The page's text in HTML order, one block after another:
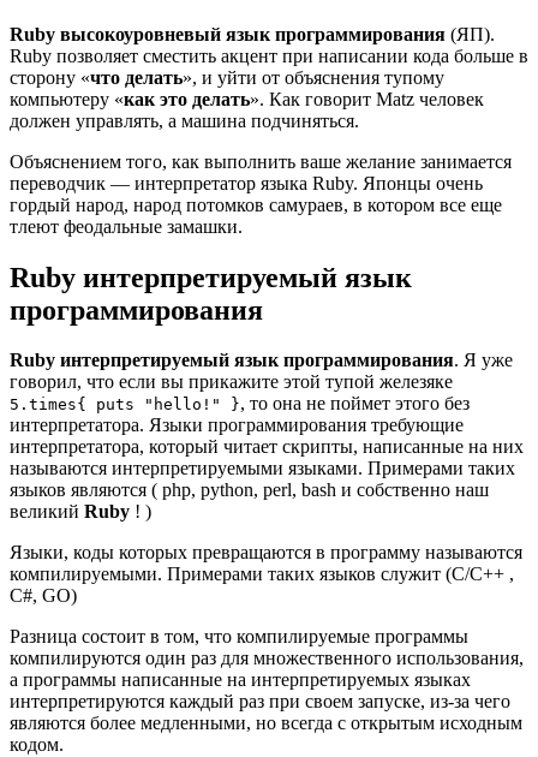
Ruby высокоуровневый язык программирования (ЯП).
Ruby позволяет сместить акцент при написании кода больше в
сторону «что делать», и уйти от объяснения тупому
компьютеру «как это делать». Как говорит Matz человек
должен управлять, а машина подчиняться.
Объяснением того, как выполнить ваше желание занимается
переводчик — интерпретатор языка Ruby. Японцы очень
гордый народ, народ потомков самураев, в котором все еще
тлеют феодальные замашки.
Ruby интерпретируемый язык
программирования
Ruby интерпретируемый язык программирования. Я уже
говорил, что если вы прикажите этой тупой железяке
5.times{ puts "hello!" }, то она не поймет этого без
интерпретатора. Языки программирования требующие
интерпретатора, который читает скрипты, написанные на них
называются интерпретируемыми языками. Примерами таких
языков являются ( php, python, perl, bash и собственно наш
великий Ruby ! )
Языки, коды которых превращаются в программу называются
компилируемыми. Примерами таких языков служит (C/C++ ,
C#, GO)
Разница состоит в том, что компилируемые программы
компилируются один раз для множественного использования,
а программы написанные на интерпретируемых языках
интерпретируются каждый раз при своем запуске, из-за чего
являются более медленными, но всегда с открытым исходным
кодом.